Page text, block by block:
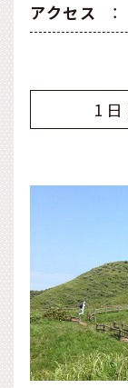
アクセス
：
1